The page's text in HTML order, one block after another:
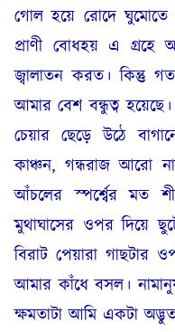
গোল হয়ে রোদে ঘুমোতে
প্রাণী বোধহয় এ
জ্বালাতন করত। কিন্তু
আমার বেশ বন্ধুত্ব
চেয়ার ছেড়ে উঠে
কাঞ্চন, গন্ধরাজ আরো
আঁচলের স্পর্শ্বের মত
মুথাঘাসের ওপর দিয়ে
বিরাট পেয়ারা
আমার কাঁধে বসল।
ক্ষমতাটা আমি একটা